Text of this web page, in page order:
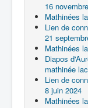
16
Mathinées
Lien de
21
Mathinées
Diapos
mathinée
Lien de
8 juin 2024
Mathinées